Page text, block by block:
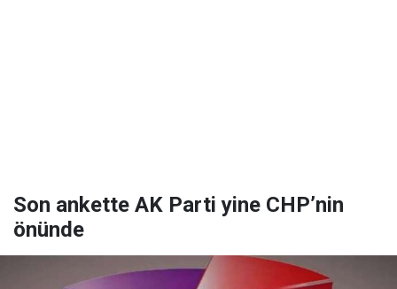
Son ankette AK Parti yine CHP’nin
önünde